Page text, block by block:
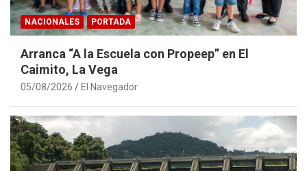
NACIONALES PORTADA
Arranca “A la Escuela con Propeep” en El
Caimito, La Vega
05/08/2026 El Navegador